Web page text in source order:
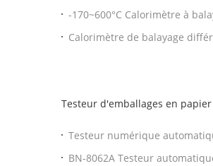
avec haute précision
-170~600°C Calorimètre à
réservoir d'azote liquide
Calorimètre de balayage
Testeur d'emballages en papier
Testeur numérique
BN-8062A Testeur